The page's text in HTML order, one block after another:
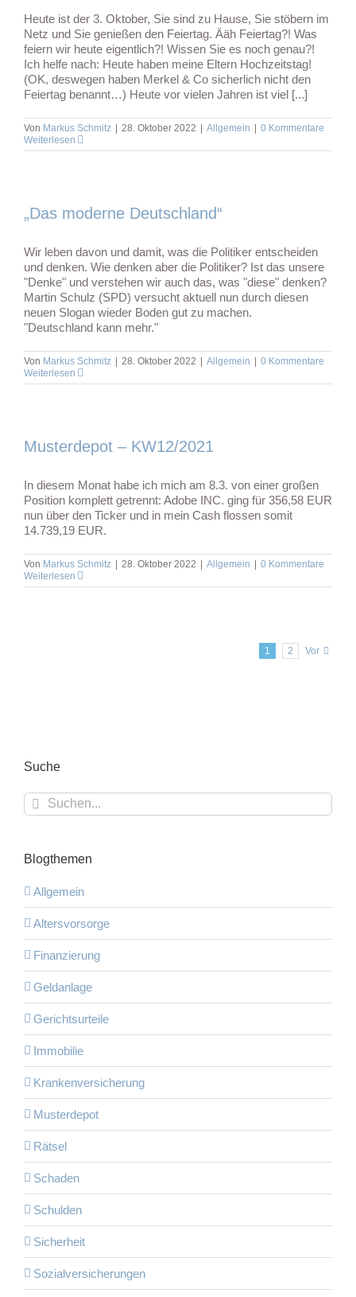
Heute ist der 3. Oktober, Sie sind zu Hause, Sie stöbern im
Netz und Sie genießen den Feiertag. Ääh Feiertag?! Was
feiern wir heute eigentlich?! Wissen Sie es noch genau?!
Ich helfe nach: Heute haben meine Eltern Hochzeitstag!
(OK, deswegen haben Merkel & Co sicherlich nicht den
Feiertag benannt…) Heute vor vielen Jahren ist viel [...]
Von Markus Schmitz 28. Oktober 2022 Allgemein
0 Kommentare
Weiterlesen
„Das moderne Deutschland“
Wir leben davon und damit, was die Politiker entscheiden
und denken. Wie denken aber die Politiker? Ist das unsere
"Denke" und verstehen wir auch das, was "diese" denken?
Martin Schulz (SPD) versucht aktuell nun durch diesen
neuen Slogan wieder Boden gut zu machen.
"Deutschland kann mehr."
Von Markus Schmitz 28. Oktober 2022 Allgemein
0 Kommentare
Weiterlesen
Musterdepot – KW12/2021
In diesem Monat habe ich mich am 8.3. von einer großen
Position komplett getrennt: Adobe INC. ging für 356,58 EUR
nun über den Ticker und in mein Cash flossen somit
14.739,19 EUR.
Von Markus Schmitz 28. Oktober 2022 Allgemein
0 Kommentare
Weiterlesen
1 2 Vor
Suche
Suche
nach:
Blogthemen
Allgemein
Altersvorsorge
Finanzierung
Geldanlage
Gerichtsurteile
Immobilie
Krankenversicherung
Musterdepot
Rätsel
Schaden
Schulden
Sicherheit
Sozialversicherungen